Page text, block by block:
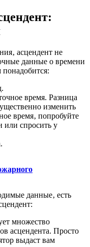
асцендент не
данные о времени
время. Разница
изменить
время‚ попробуйте
или спросить у
данные‚ есть
множество
асцендента. Просто
выдаст вам